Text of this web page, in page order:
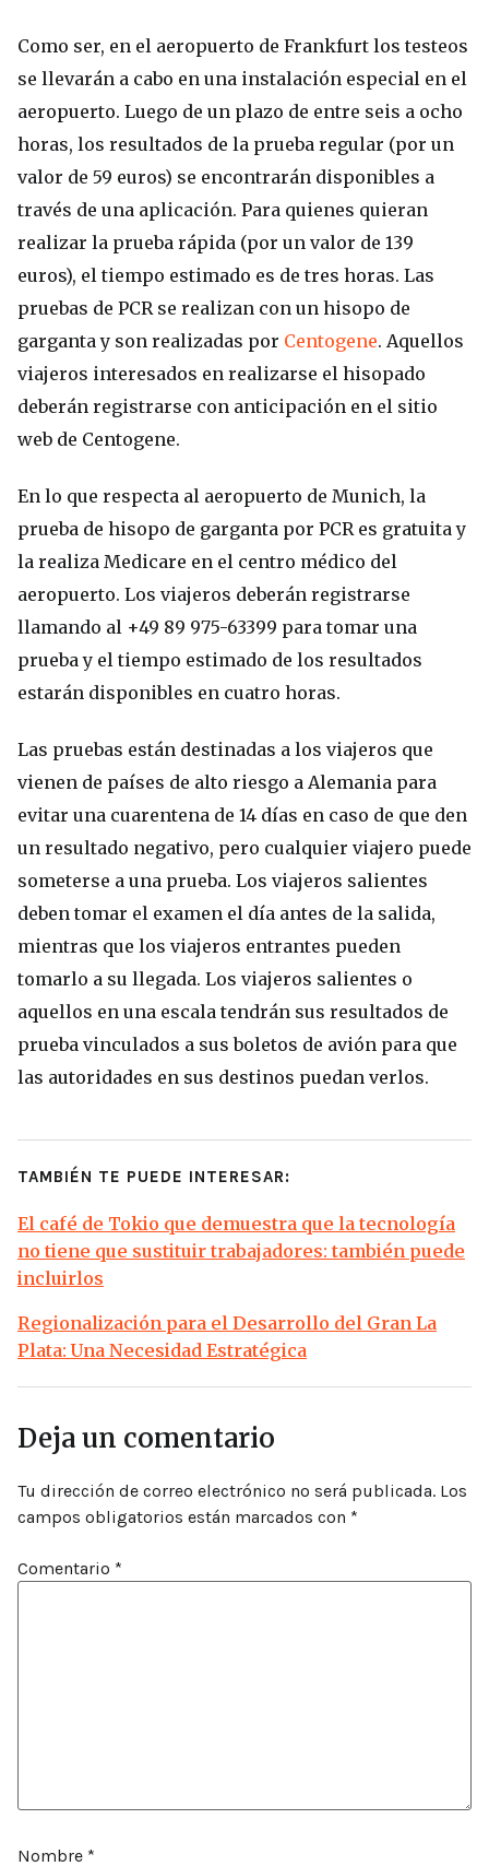
Como ser, en el aeropuerto de Frankfurt los testeos
se llevarán a cabo en una instalación especial en el
aeropuerto. Luego de un plazo de entre seis a ocho
horas, los resultados de la prueba regular (por un
valor de 59 euros) se encontrarán disponibles a
través de una aplicación. Para quienes quieran
realizar la prueba rápida (por un valor de 139
euros), el tiempo estimado es de tres horas. Las
pruebas de PCR se realizan con un hisopo de
garganta y son realizadas por Centogene. Aquellos
viajeros interesados en realizarse el hisopado
deberán registrarse con anticipación en el sitio
web de Centogene.
En lo que respecta al aeropuerto de Munich, la
prueba de hisopo de garganta por PCR es gratuita y
la realiza Medicare en el centro médico del
aeropuerto. Los viajeros deberán registrarse
llamando al +49 89 975-63399 para tomar una
prueba y el tiempo estimado de los resultados
estarán disponibles en cuatro horas.
Las pruebas están destinadas a los viajeros que
vienen de países de alto riesgo a Alemania para
evitar una cuarentena de 14 días en caso de que den
un resultado negativo, pero cualquier viajero puede
someterse a una prueba. Los viajeros salientes
deben tomar el examen el día antes de la salida,
mientras que los viajeros entrantes pueden
tomarlo a su llegada. Los viajeros salientes o
aquellos en una escala tendrán sus resultados de
prueba vinculados a sus boletos de avión para que
las autoridades en sus destinos puedan verlos.
TAMBIÉN TE PUEDE INTERESAR:
El café de Tokio que demuestra que la tecnología
no tiene que sustituir trabajadores: también puede
incluirlos
Regionalización para el Desarrollo del Gran La
Plata: Una Necesidad Estratégica
Deja un comentario
Tu dirección de correo electrónico no será publicada. Los
campos obligatorios están marcados con *
Comentario *
Nombre *